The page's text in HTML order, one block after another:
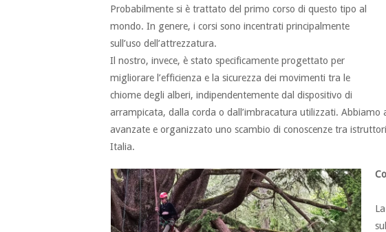
Probabilmente si è trattato del primo corso di questo tipo al
mondo. In genere, i corsi sono incentrati principalmente
sull’uso dell’attrezzatura.
Il nostro, invece, è stato specificamente progettato per
migliorare l’efficienza e la sicurezza dei movimenti tra le
chiome degli alberi, indipendentemente dal dispositivo di
arrampicata, dalla corda o dall’imbracatura utilizzati. Abbiamo
avanzate e organizzato uno scambio di conoscenze tra
Italia.